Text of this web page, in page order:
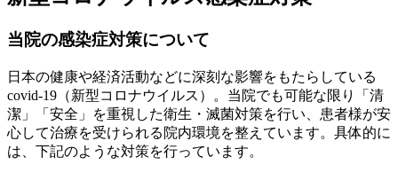
当院の感染症対策について
日本の健康や経済活動などに深刻な影響をもたらしている
covid-19（新型コロナウイルス）。当院でも可能な限り「清
潔」「安全」を重視した衛生・滅菌対策を行い、患者様が安
心して治療を受けられる院内環境を整えています。具体的に
は、下記のような対策を行っています。